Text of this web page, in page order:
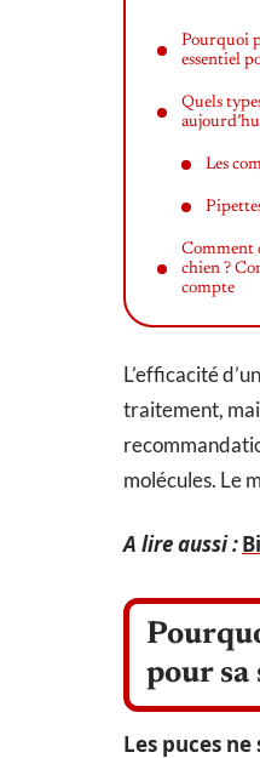
Pourquoi
essentiel
Quels
Les
Comment
chien ?
compte
L’efficacité
traitement,
molécules. Le
A lire aussi :
pour sa
Les puces